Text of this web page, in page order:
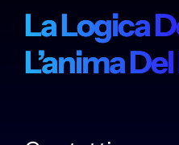
La Logica
L’anima